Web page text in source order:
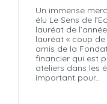
Un immense
élu Le Sens de
lauréat de
lauréat « coup
amis de la
financier qui est
ateliers dans les
important pour...